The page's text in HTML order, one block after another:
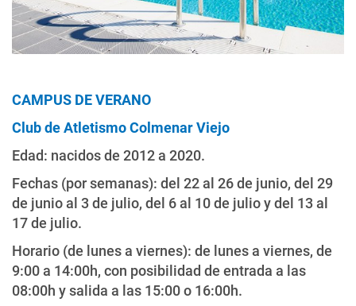
CAMPUS DE VERANO
Club de Atletismo Colmenar Viejo
Edad: nacidos de 2012 a 2020.
Fechas (por semanas): del 22 al 26 de junio, del 29
de junio al 3 de julio, del 6 al 10 de julio y del 13 al
17 de julio.
Horario (de lunes a viernes): de lunes a viernes, de
9:00 a 14:00h, con posibilidad de entrada a las
08:00h y salida a las 15:00 o 16:00h.